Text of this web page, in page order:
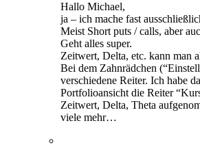
Hallo Michael,
ja – ich mache fast
Meist Short puts / calls, aber
Geht alles super.
Zeitwert, Delta, etc. kann man
Bei dem Zahnrädchen
verschiedene Reiter. Ich habe
Portfolioansicht die Reiter
Zeitwert, Delta, Theta
viele mehr…